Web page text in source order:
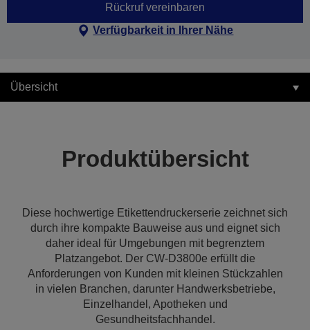
Rückruf vereinbaren
Verfügbarkeit in Ihrer Nähe
Übersicht
Produktübersicht
Diese hochwertige Etikettendruckerserie zeichnet sich
durch ihre kompakte Bauweise aus und eignet sich
daher ideal für Umgebungen mit begrenztem
Platzangebot. Der CW-D3800e erfüllt die
Anforderungen von Kunden mit kleinen Stückzahlen
in vielen Branchen, darunter Handwerksbetriebe,
Einzelhandel, Apotheken und
Gesundheitsfachhandel.